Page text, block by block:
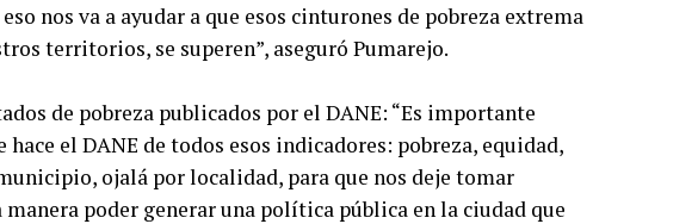
nos va a ayudar a que esos cinturones de pobreza extrema
territorios, se superen”, aseguró Pumarejo.
de pobreza publicados por el DANE: “Es importante
el DANE de todos esos indicadores: pobreza, equidad,
ojalá por localidad, para que nos deje tomar
manera poder generar una política pública en la ciudad que